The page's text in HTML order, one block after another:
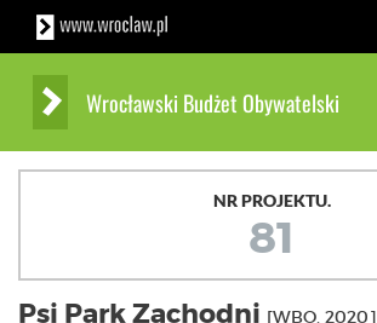
Wrocławski Budżet Obywatelski
NR PROJEKTU.
81
Psi Park Zachodni [WBO. 2020]